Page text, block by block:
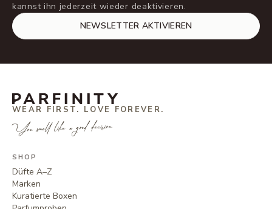
kannst ihn jederzeit wieder deaktivieren.
NEWSLETTER AKTIVIEREN
WEAR FIRST. LOVE FOREVER.
You smell like a good decision.
SHOP
Düfte A–Z
Marken
Kuratierte Boxen